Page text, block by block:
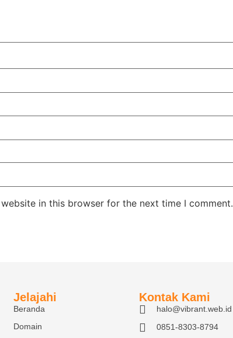
website in this browser for the next time I comment.
Jelajahi
Beranda
Domain
Kontak Kami
halo@vibrant.web.id
0851-8303-8794